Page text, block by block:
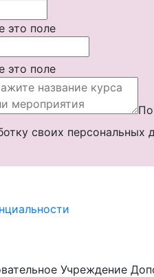
это поле
это поле
своих персональных
Учреждение